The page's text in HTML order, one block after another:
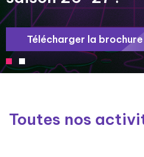
Accéder au formulaire
Toutes nos